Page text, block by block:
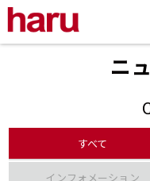
ニ
すべて
インフォメーション